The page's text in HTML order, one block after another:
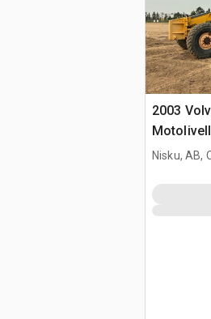
2003
Nisku, AB,